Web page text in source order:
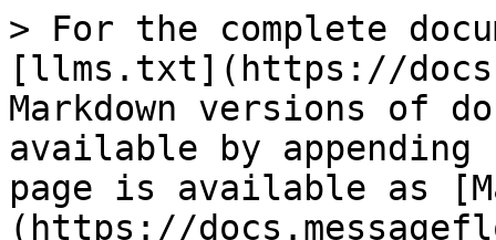
> For the complete
[llms.txt](https://
Markdown versions of
available by
page is available as
(https://